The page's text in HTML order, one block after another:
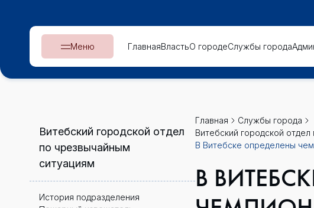
Меню ГлавнаяВластьО городеСлужбы города
Витебский городской отдел
по чрезвычайным
ситуациям
История подразделения
Главная
Службы города
Витебский городской
В Витебске определены
В